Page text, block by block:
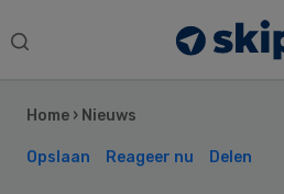
Search
Home › Nieuws
Opslaan Reageer nu Delen
Sidebar